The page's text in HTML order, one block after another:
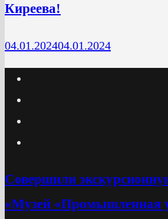
Киреева!
04.01.202404.01.2024
Cовершили
«Музей «Промышленная